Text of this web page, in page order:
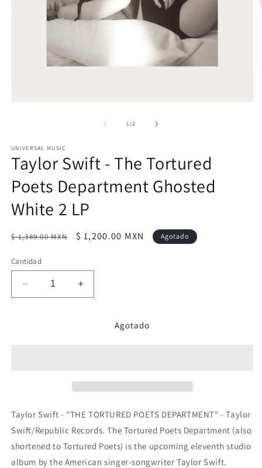
una
ventana
modal
1/de2
UNIVERSAL MUSIC
Taylor Swift - The Tortured
Poets Department Ghosted
White 2 LP
Precio
$ 1,389.00 MXN
Precio
$ 1,200.00 MXN Agotado
Cantidad
Reducir
cantidad
Ghosted
White
2
LP
Aumentar
cantidad
Ghosted
White
2
LP
Agotado
Taylor Swift - "THE TORTURED POETS DEPARTMENT" - Taylor
Swift/Republic Records. The Tortured Poets Department (also
shortened to Tortured Poets) is the upcoming eleventh studio
album by the American singer-songwriter Taylor Swift.